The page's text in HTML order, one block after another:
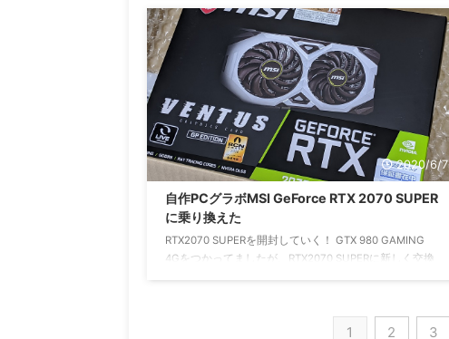
書。 パッケージ内容：製品本体、LIGHTSPEEDワイヤレ
スレシーバー、充電/データケーブル、レシーバー延長
アダプター、サイドボタン（左x2、右x2）、ボタンカバ
ー（左x2、右x2）、クイックスタートガイド、保証規
定、保証書 これからよろしくおねがいします。
2020/6/7
自作PCグラボMSI GeForce RTX 2070 SUPER
に乗り換えた
RTX2070 SUPERを開封していく！ GTX 980 GAMING
4Gをつかってましたが、RTX2070 SUPERに新しく交換
いたけど、最近のゲームを高画質でプレイしたりする際
1 2 3